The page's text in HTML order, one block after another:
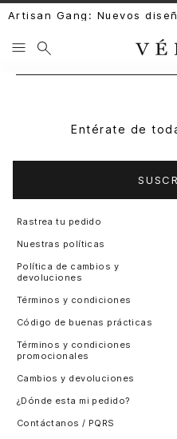
Artisan Gang: Nuevos
Entérate de
Rastrea tu pedido
Nuestras políticas
Política de cambios y
devoluciones
Términos y condiciones
Código de buenas prácticas
Términos y condiciones
promocionales
Cambios y devoluciones
¿Dónde esta mi pedido?
Contáctanos / PQRS